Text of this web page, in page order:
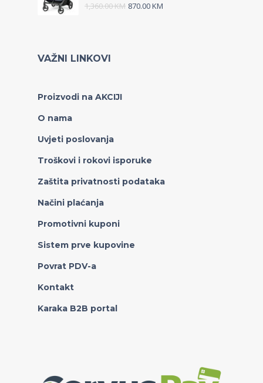
1,360.00KM 870.00KM
VAŽNI LINKOVI
Proizvodi na AKCIJI
O nama
Uvjeti poslovanja
Troškovi i rokovi isporuke
Zaštita privatnosti podataka
Načini plaćanja
Promotivni kuponi
Sistem prve kupovine
Povrat PDV-a
Kontakt
Karaka B2B portal